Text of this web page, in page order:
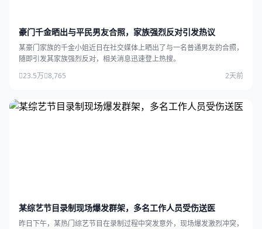
豪门千金晒出与平民男友合照，家族强烈反对引发热议
某豪门家族的千金小姐近日在社交媒体上晒出了与一名普通男友的合照，
随即引发其家族强烈反对，相关消息迅速登上热搜。
23.5万 8,765 2天前
某综艺节目录制现场爆发群架，多名工作人员受伤送医
昨日下午，某热门综艺节目在录制过程中突发意外，现场爆发激烈冲突，